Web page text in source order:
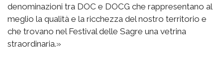
denominazioni tra DOC e DOCG che rappresentano al
meglio la qualità e la ricchezza del nostro territorio e
che trovano nel Festival delle Sagre una vetrina
straordinaria.»